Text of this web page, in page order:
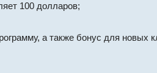
100 долларов;
а также бонус для